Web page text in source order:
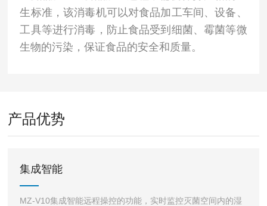
生标准，该消毒机可以对食品加工车间、设备、
工具等进行消毒，防止食品受到细菌、霉菌等微
生物的污染，保证食品的安全和质量。
产品优势
集成智能
MZ-V10集成智能远程操控的功能，实时监控灭菌空间内的湿